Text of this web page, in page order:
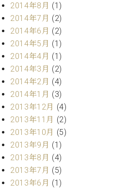
2014年8月 (1)
2014年7月 (2)
2014年6月 (2)
2014年5月 (1)
2014年4月 (1)
2014年3月 (2)
2014年2月 (4)
2014年1月 (3)
2013年12月 (4)
2013年11月 (2)
2013年10月 (5)
2013年9月 (1)
2013年8月 (4)
2013年7月 (5)
2013年6月 (1)